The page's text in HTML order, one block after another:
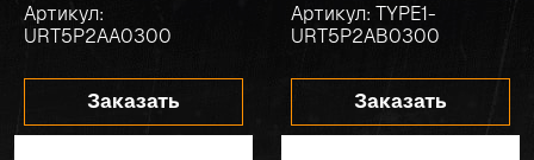
Артикул:
URT5P2AA0300
Заказать
Артикул: TYPE1-
URT5P2AB0300
Заказать